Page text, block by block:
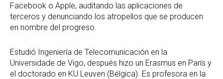
Facebook o Apple, auditando las aplicaciones de
terceros y denunciando los atropellos que se producen
en nombre del progreso.
Estudió Ingeniería de Telecomunicación en la
Universidade de Vigo, después hizo un Erasmus en París y
el doctorado en KU Leuven (Bélgica). Es profesora en la